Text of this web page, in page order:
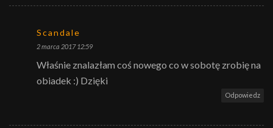
Scandale
2 marca 2017 12:59
Właśnie znalazłam coś nowego co w sobotę zrobię na
obiadek :) Dzięki
Odpowiedz